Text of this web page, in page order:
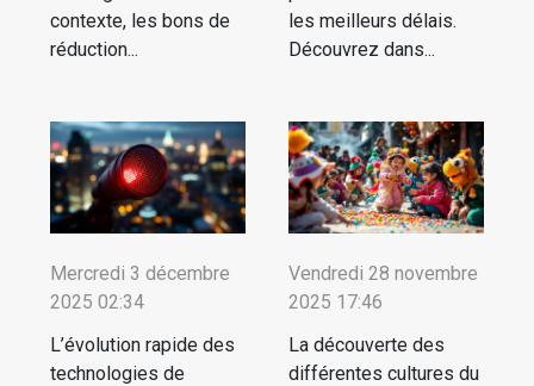
contexte, les bons de
réduction...
les meilleurs délais.
Découvrez dans...
Mercredi 3 décembre
2025 02:34
L’évolution rapide des
technologies de
Vendredi 28 novembre
2025 17:46
La découverte des
différentes cultures du